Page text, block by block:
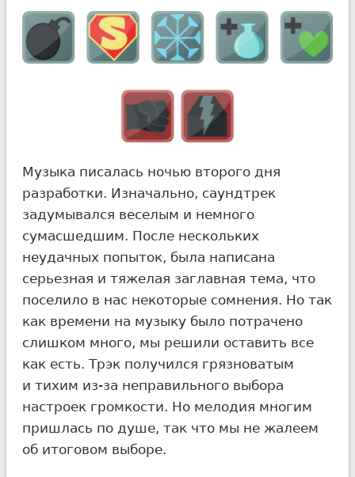
Музыка писалась ночью второго дня
разработки. Изначально, саундтрек
задумывался веселым и немного
сумасшедшим. После нескольких
неудачных попыток, была написана
серьезная и тяжелая заглавная тема, что
поселило в нас некоторые сомнения. Но так
как времени на музыку было потрачено
слишком много, мы решили оставить все
как есть. Трэк получился грязноватым
и тихим из-за неправильного выбора
настроек громкости. Но мелодия многим
пришлась по душе, так что мы не жалеем
об итоговом выборе.